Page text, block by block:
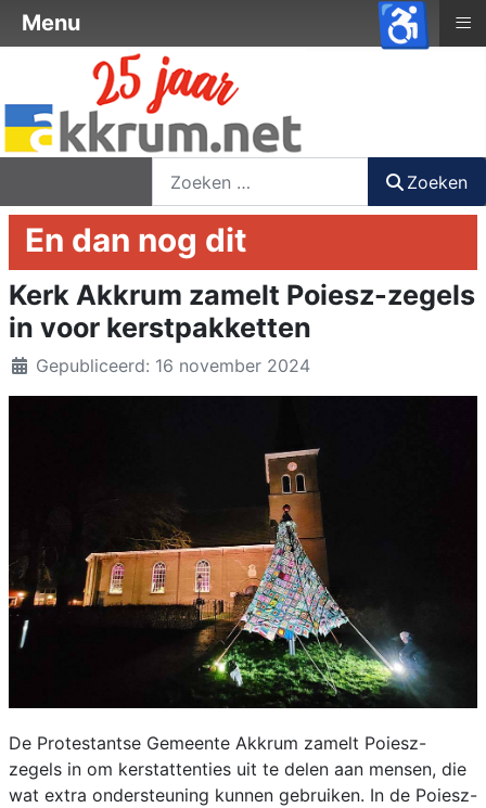
Zoeken
En dan nog dit
Kerk Akkrum zamelt Poiesz-zegels
in voor kerstpakketten
DetailsGepubliceerd: 16 november 2024
De Protestantse Gemeente Akkrum zamelt Poiesz-
zegels in om kerstattenties uit te delen aan mensen, die
wat extra ondersteuning kunnen gebruiken. In de Poiesz-
Menu ≡
♿